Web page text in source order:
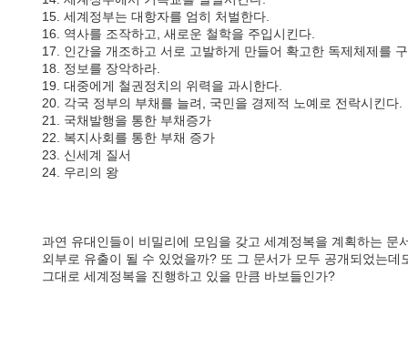
15. 세계정부는 대항자를 엄히 처벌한다.
16. 역사를 조작하고, 새로운 철학을 주입시킨다.
17. 인간을 개조하고 서로 고발하게 만들어 확고한 독제체제를
18. 정보를 장악하라.
19. 대중에게 철권정치의 위력을 과시한다.
20. 각국 정부의 부채를 늘려, 국민을 경제적 노예로 전락시킨다.
21. 국채발행을 통한 부채증가
22. 복지사회를 통한 부채 증가
23. 신세계 질서
24. 우리의 왕
과연 유대인들이 비밀리에 모임을 갖고 세계정복을 계획하는 문
외부로 유출이 될 수 있었을까? 또 그 문서가 모두 공개되었는
그대로 세계정복을 진행하고 있을 만큼 바보들인가?